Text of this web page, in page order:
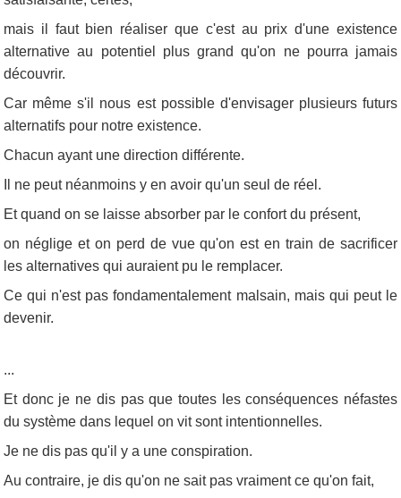
mais il faut bien réaliser que c'est au prix d'une existence
alternative au potentiel plus grand qu'on ne pourra jamais
découvrir.
Car même s'il nous est possible d'envisager plusieurs futurs
alternatifs pour notre existence.
Chacun ayant une direction différente.
Il ne peut néanmoins y en avoir qu'un seul de réel.
Et quand on se laisse absorber par le confort du présent,
on néglige et on perd de vue qu'on est en train de sacrificer
les alternatives qui auraient pu le remplacer.
Ce qui n'est pas fondamentalement malsain, mais qui peut le
devenir.
...
Et donc je ne dis pas que toutes les conséquences néfastes
du système dans lequel on vit sont intentionnelles.
Je ne dis pas qu'il y a une conspiration.
Au contraire, je dis qu'on ne sait pas vraiment ce qu'on fait,